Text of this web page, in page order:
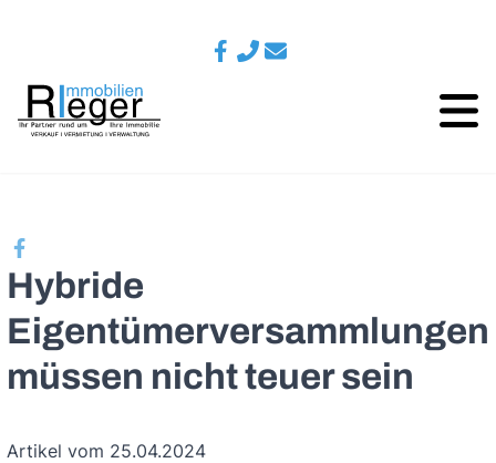
Hybride
Eigentümerversammlungen
müssen nicht teuer sein
Artikel vom 25.04.2024